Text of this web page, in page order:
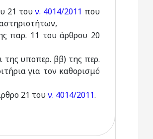
21 τουν. 4014/2011 που
παρ. 11 του άρθρου 20
της υποπερ. ββ) της περ.
για τον καθορισμό
21 του ν. 4014/2011.